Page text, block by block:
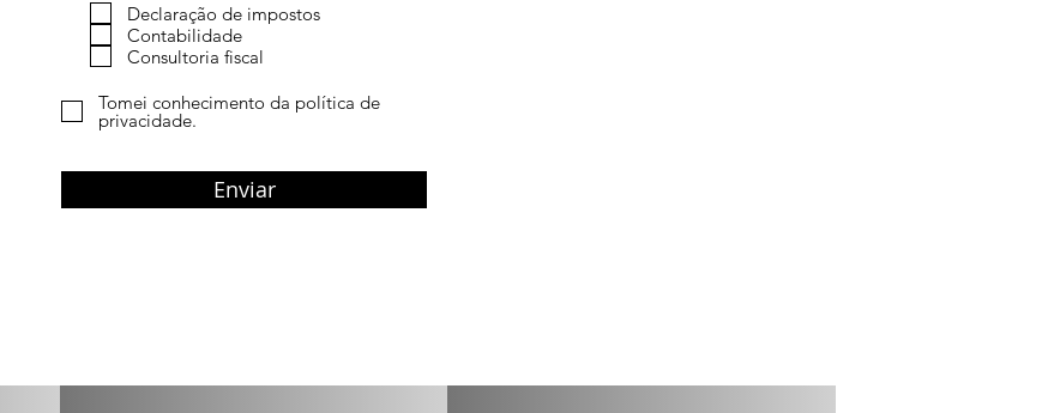
r
ó
Declaração de impostos
Contabilidade
Consultoria fiscal
Tomei conhecimento da política de
privacidade.
Enviar